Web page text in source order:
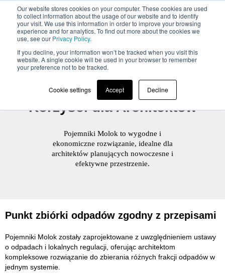
Our website stores cookies on your computer. These cookies are used
to collect information about the usage of our website and to identify
your visit. We use this information in order to improve your browsing
experience and for analytics. To find out more about the cookies we
use, see our Privacy Policy.
If you decline, your information won’t be tracked when you visit this
website. A single cookie will be used in your browser to remember
your preference not to be tracked.
Cookie settings Accept Decline
Korzyści dla Architektów
Pojemniki Molok to wygodne i
ekonomiczne rozwiązanie, idealne dla
architektów planujących nowoczesne i
efektywne przestrzenie.
Punkt zbiórki odpadów zgodny z przepisami
Pojemniki Molok zostały zaprojektowane z uwzględnieniem ustawy
o odpadach i lokalnych regulacji, oferując architektom
kompleksowe rozwiązanie do zbierania różnych frakcji odpadów w
jednym systemie.